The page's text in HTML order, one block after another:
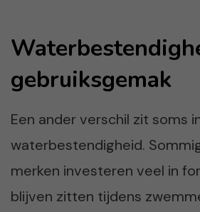
gebruiksgemak
Een ander verschil zit soms
waterbestendigheid.
merken investeren veel in
blijven zitten tijdens